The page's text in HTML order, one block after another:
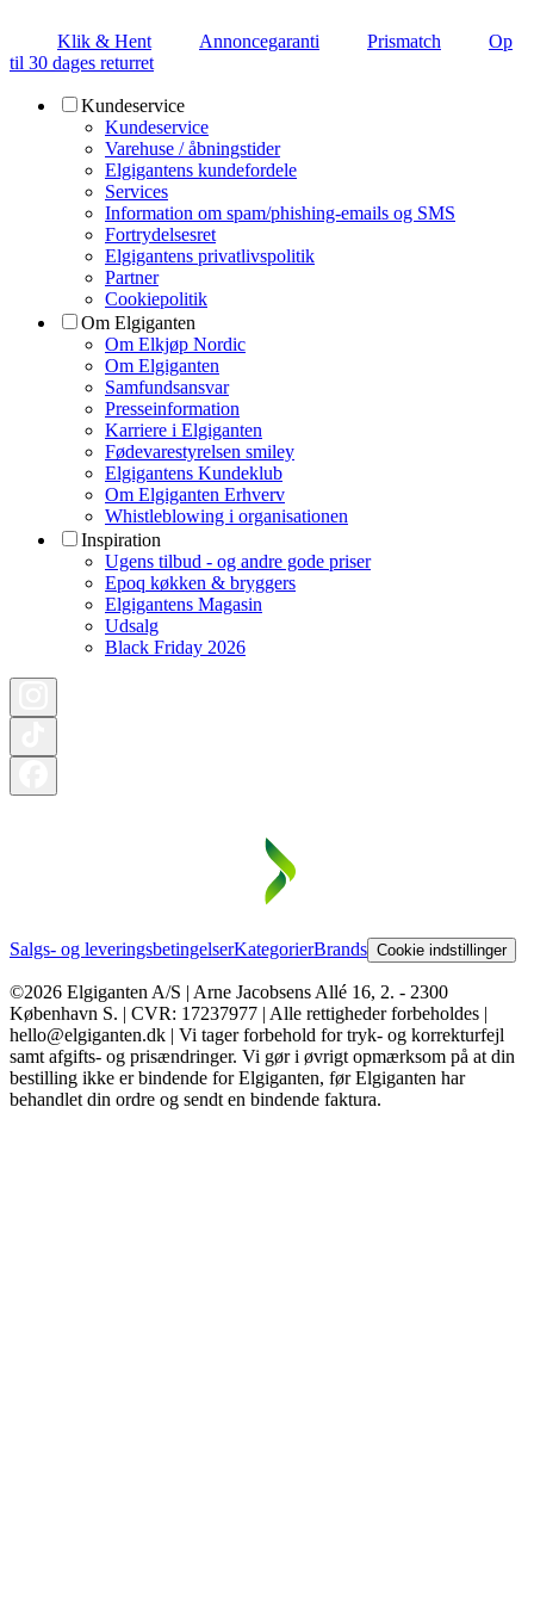
Klik & Hent Annoncegaranti Prismatch
Op
til 30 dages returret
Kundeservice
Kundeservice
Varehuse / åbningstider
Elgigantens kundefordele
Services
Information om spam/phishing-emails og SMS
Fortrydelsesret
Elgigantens privatlivspolitik
Partner
Cookiepolitik
Om Elgiganten
Om Elkjøp Nordic
Om Elgiganten
Samfundsansvar
Presseinformation
Karriere i Elgiganten
Fødevarestyrelsen smiley
Elgigantens Kundeklub
Om Elgiganten Erhverv
Whistleblowing i organisationen
Inspiration
Ugens tilbud - og andre gode priser
Epoq køkken & bryggers
Elgigantens Magasin
Udsalg
Black Friday 2026
Salgs- og leveringsbetingelserKategorierBrands Cookie indstillinger
©2026 Elgiganten A/S | Arne Jacobsens Allé 16, 2. - 2300
København S. | CVR: 17237977 | Alle rettigheder forbeholdes |
hello@elgiganten.dk | Vi tager forbehold for tryk- og korrekturfejl
samt afgifts- og prisændringer. Vi gør i øvrigt opmærksom på at din
bestilling ikke er bindende for Elgiganten, før Elgiganten har
behandlet din ordre og sendt en bindende faktura.